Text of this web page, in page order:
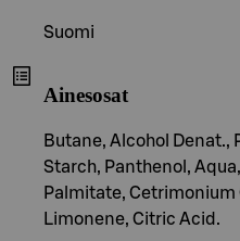
Suomi
Ainesosat
Butane, Alcohol Denat.,
Starch, Panthenol,
Palmitate, Cetrimonium
Limonene, Citric Acid.